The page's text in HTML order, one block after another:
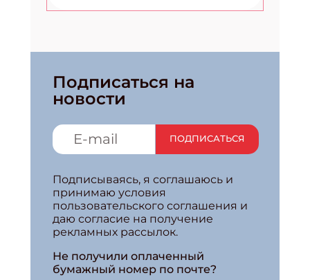
Подписаться на
новости
ПОДПИСАТЬСЯ
Подписываясь, я соглашаюсь и
принимаю условия
пользовательского соглашения и
даю согласие на получение
рекламных рассылок.
Не получили оплаченный
бумажный номер по почте?